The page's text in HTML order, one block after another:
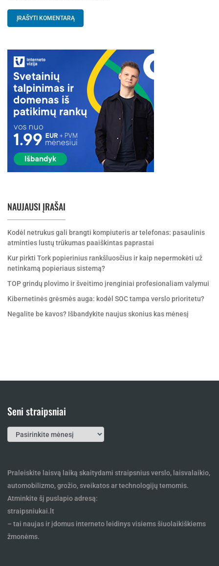
NAUJAUSI ĮRAŠAI
Kodėl netrukus gali brangti kompiuteris ar telefonas: pasaulinis
atminties lustų trūkumas paaiškintas paprastai
Kur pirkti Tork popierinius rankšluosčius ir kaip nepermokėti už
netinkamą popieriaus sistemą?
TOP grindų plovimo ir šveitimo įrenginiai profesionaliam valymui
Kibernetinės grėsmės auga: kodėl SOC tampa verslo prioritetu?
Negalite be kavos? Išbandykite naujus skonius kas mėnesį
Seni straipsniai
Seni
straipsniai
Praleiskite laisvą laiką skaitydami straipsnius verslo, laisvalaikio,
automobilizmo, grožio, sveikatos ar technologijų temomis.
Atminkite šį puslapio adresą:
straipsniukai.lt
– tai naujas ir įdomus interneto leidinys visiems šiuolaikiškiems
žmonėms.